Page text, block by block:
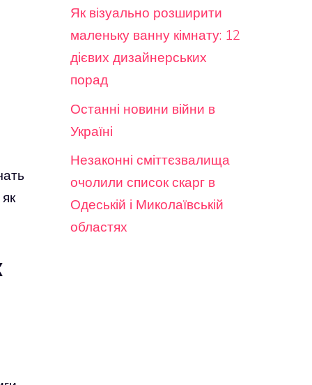
Як візуально розширити
маленьку ванну кімнату: 12
дієвих дизайнерських
порад
Останні новини війни в
Україні
Незаконні сміттєзвалища
очолили список скарг в
Одеській і Миколаївській
областях